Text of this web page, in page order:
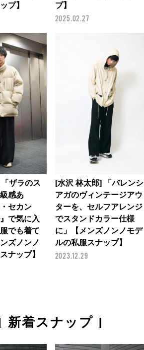
プ】
プ】
2025.02.27
ザラのス
感あ
セカン
で気に入
でも着て
ズノンノ
ナップ】
[水沢 林太郎] 「バレンシ
アガのヴィンテージアウ
ターを、セルフアレンジ
でスタンドカラー仕様
に」【メンズノンノモデ
ルの私服スナップ】
2023.12.29
新着スナップ ]